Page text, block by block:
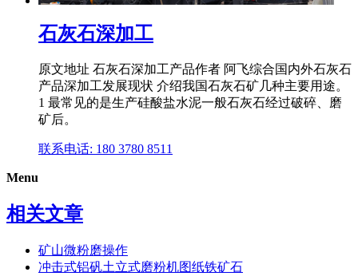
石灰石深加工
原文地址 石灰石深加工产品作者 阿飞综合国内外石灰石
产品深加工发展现状 介绍我国石灰石矿几种主要用途。
1 最常见的是生产硅酸盐水泥一般石灰石经过破碎、磨
矿后。
联系电话: 180 3780 8511
Menu
相关文章
矿山微粉磨操作
冲击式铝矾土立式磨粉机图纸铁矿石